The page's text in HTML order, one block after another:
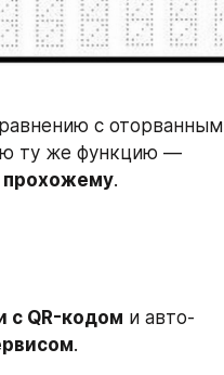
с оторванным
прохожему.
с QR-кодом и авто-
.